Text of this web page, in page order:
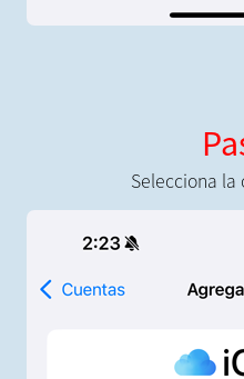
Selecciona la